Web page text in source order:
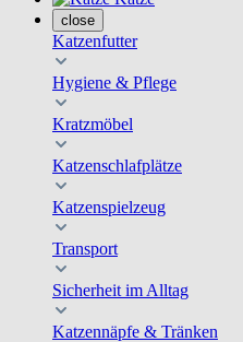
close
Katzenfutter
Hygiene & Pflege
Kratzmöbel
Katzenschlafplätze
Katzenspielzeug
Transport
Sicherheit im Alltag
Katzennäpfe & Tränken